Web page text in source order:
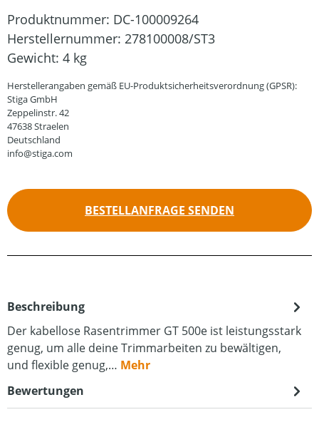
Produktnummer: DC-100009264
Herstellernummer: 278100008/ST3
Gewicht: 4 kg
Herstellerangaben gemäß EU-Produktsicherheitsverordnung (GPSR):
Stiga GmbH
Zeppelinstr. 42
47638 Straelen
Deutschland
info@stiga.com
BESTELLANFRAGE SENDEN
Beschreibung
Der kabellose Rasentrimmer GT 500e ist leistungsstark
genug, um alle deine Trimmarbeiten zu bewältigen,
und flexible genug,… Mehr
Bewertungen